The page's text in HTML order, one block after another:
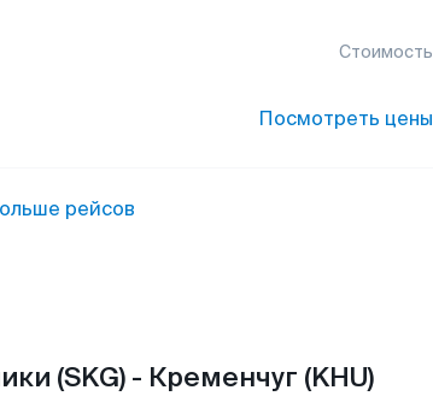
Стоимость
Посмотреть цены
рейсов
(SKG) - Кременчуг (KHU)